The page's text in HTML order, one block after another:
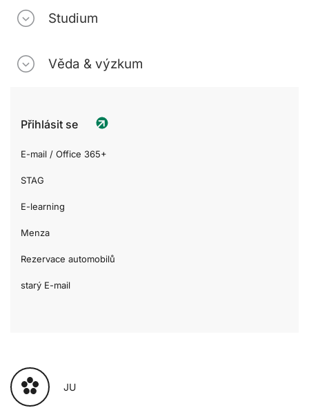
Studium
Věda & výzkum
Přihlásit se
E-mail / Office 365+
STAG
E-learning
Menza
Rezervace automobilů
starý E-mail
JU